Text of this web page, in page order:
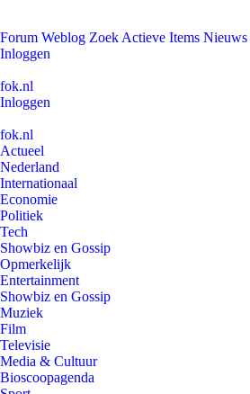
Forum Weblog Zoek Actieve Items Nieuws
Inloggen
fok.nl
Inloggen
fok.nl
Actueel
Nederland
Internationaal
Economie
Politiek
Tech
Showbiz en Gossip
Opmerkelijk
Entertainment
Showbiz en Gossip
Muziek
Film
Televisie
Media & Cultuur
Bioscoopagenda